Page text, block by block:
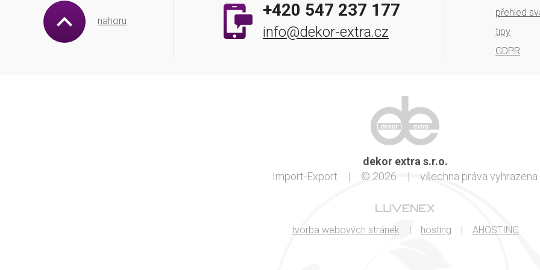
nahoru
+420 547 237 177
info@dekor-extra.cz
přehled
tipy
GDPR
dekor extra s.r.o.
Import-Export
| © 2026 | všechna práva vyhrazena
tvorba webových stránek | hosting | AHOSTING